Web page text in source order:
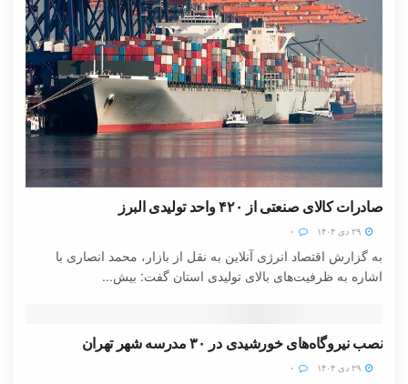
صادرات کالای صنعتی از ۴۲۰ واحد تولیدی البرز
به گزارش اقتصاد انرژی آنلاین به نقل از بازار، محمد انصاری با
اشاره به ظرفیت‌های بالای تولیدی استان گفت: بیش...